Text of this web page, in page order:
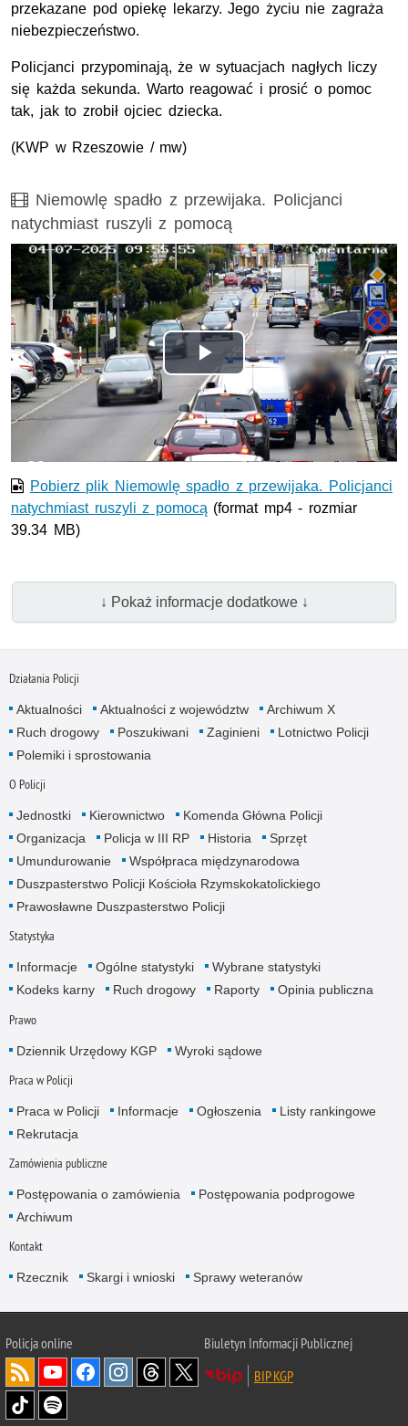
przekazane pod opiekę lekarzy. Jego życiu nie zagraża
niebezpieczeństwo.
Policjanci przypominają, że w sytuacjach nagłych liczy
się każda sekunda. Warto reagować i prosić o pomoc
tak, jak to zrobił ojciec dziecka.
(KWP w Rzeszowie / mw)
Film
Niemowlę spadło z przewijaka. Policjanci
natychmiast ruszyli z pomocą
Odtwórz
wideo
Pobierz plik Niemowlę spadło z przewijaka. Policjanci
natychmiast ruszyli z pomocą(format mp4 - rozmiar
39.34 MB)
↓ Pokaż informacje dodatkowe ↓
Działania Policji
Aktualności Aktualności z województw
Archiwum X
Ruch drogowy
Poszukiwani Zaginieni
Lotnictwo Policji
Polemiki i sprostowania
O Policji
Jednostki Kierownictwo
Komenda Główna Policji
Organizacja
Policja w III RP Historia
Sprzęt
Umundurowanie
Współpraca międzynarodowa
Duszpasterstwo Policji Kościoła Rzymskokatolickiego
Prawosławne Duszpasterstwo Policji
Statystyka
Informacje Ogólne statystyki
Wybrane statystyki
Kodeks karny
Ruch drogowy Raporty Opinia publiczna
Prawo
Dziennik Urzędowy KGP Wyroki sądowe
Praca w Policji
Praca w Policji Informacje Ogłoszenia
Listy rankingowe
Rekrutacja
Zamówienia publiczne
Postępowania o zamówienia
Postępowania podprogowe
Archiwum
Kontakt
Rzecznik Skargi i wnioski Sprawy weteranów
Policjaonline
Biuletyn Informacji Publicznej
BIP KGP